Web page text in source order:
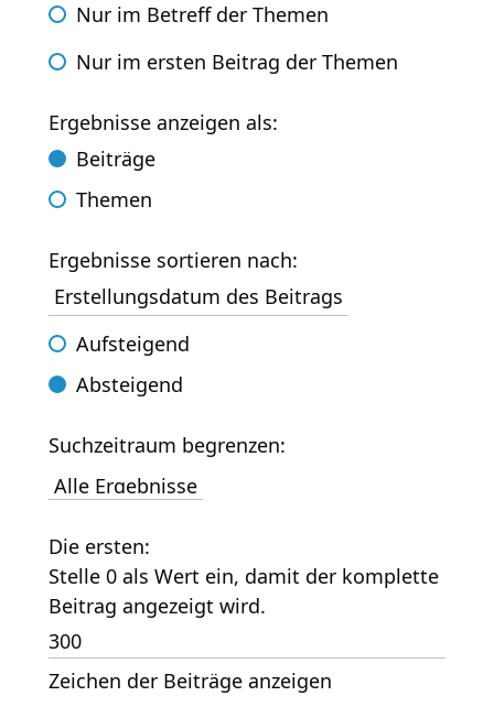
Nur im Betreff der Themen
Nur im ersten Beitrag der Themen
Ergebnisse anzeigen als:
Beiträge
Themen
Ergebnisse sortieren nach:
Aufsteigend
Absteigend
Suchzeitraum begrenzen:
Die ersten:
Stelle 0 als Wert ein, damit der komplette
Beitrag angezeigt wird.
Zeichen der Beiträge anzeigen